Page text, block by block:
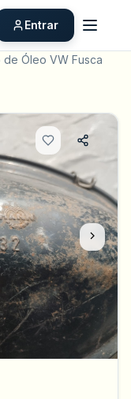
Entrar
de Óleo VW Fusca